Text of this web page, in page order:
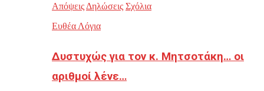
Απόψεις Δηλώσεις Σχόλια
Ευθέα Λόγια
Δυστυχώς για τον κ. Μητσοτάκη… οι
αριθμοί λένε…